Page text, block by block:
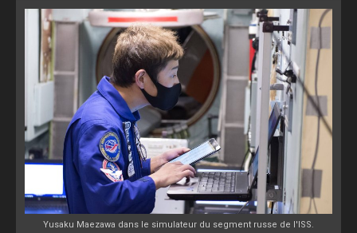
Yusaku Maezawa dans le simulateur du segment russe de l'ISS.